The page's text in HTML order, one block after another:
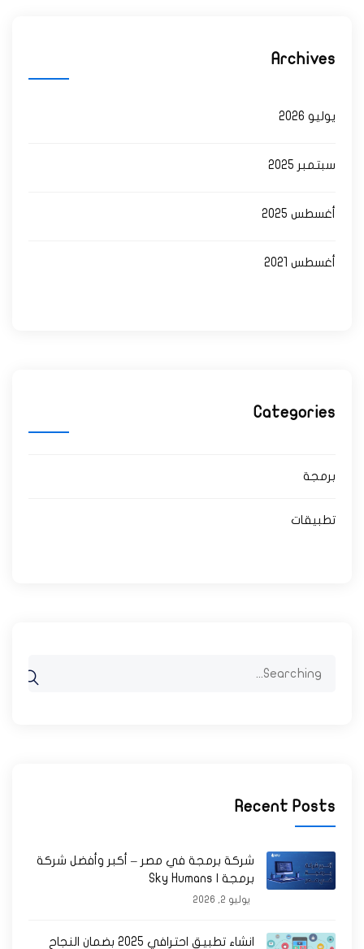
Archives
يوليو 2026
سبتمبر 2025
أغسطس 2025
أغسطس 2021
Categories
برمجة
تطبيقات
Recent Posts
شركة برمجة في مصر – أكبر وأفضل شركة
برمجة | Sky Humans
يوليو 2, 2026
انشاء تطبيق احترافي 2025 بضمان النجاح